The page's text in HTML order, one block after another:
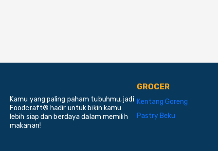
Kamu yang paling paham tubuhmu, jadi
Foodcraft® hadir untuk bikin kamu
lebih siap dan berdaya dalam memilih
makanan!
GROCER
Kentang Goreng
Pastry Beku